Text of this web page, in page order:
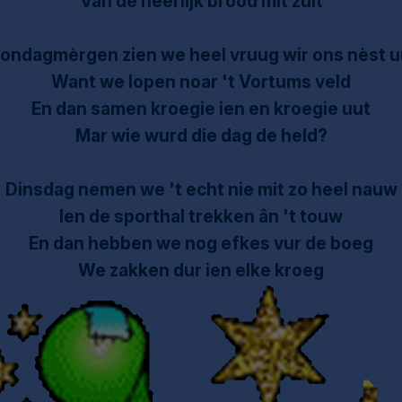
zien we heel vruug wir ons nèst
Want we lopen noar 't Vortums veld
En dan samen kroegie ien en kroegie uut
Mar wie wurd die dag de held?
Dinsdag nemen we 't echt nie mit zo heel nauw
Ien de sporthal trekken ân 't touw
En dan hebben we nog efkes vur de boeg
We zakken dur ien elke kroeg